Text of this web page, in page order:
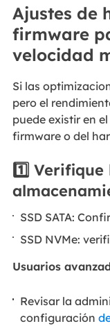
Ajustes de
firmware
velocidad
Si las
pero el
puede existir en
firmware o del
1️⃣ Verifique
SSD SATA:
SSD NVMe:
Usuarios
Revisar la
configuración